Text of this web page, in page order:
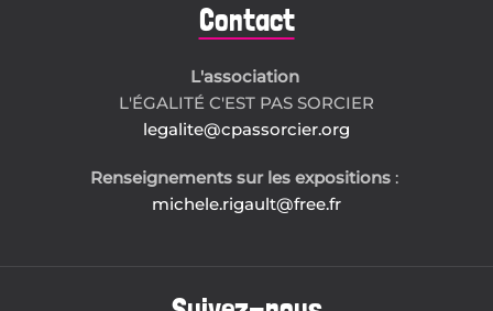
Contact
L'association
L'ÉGALITÉ C'EST PAS SORCIER
legalite@cpassorcier.org
Renseignements sur les expositions :
michele.rigault@free.fr